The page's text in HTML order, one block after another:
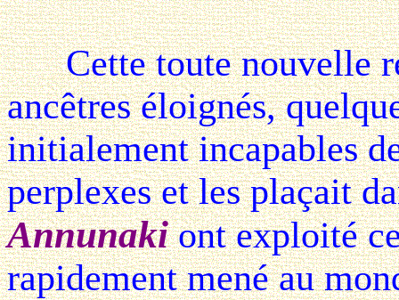
Cette toute nouvelle
ancêtres éloignés,
initialement incapables
perplexes et les plaçait
Annunakiont exploité
rapidement mené au